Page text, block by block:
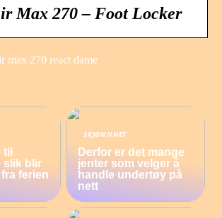
Max 270 – Foot Locker
max 270 react dame
slik blir
ferien
SKJØNNHET
Derfor er det mange
jenter som velger å
handle undertøy på
nett